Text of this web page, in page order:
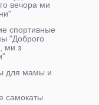
вечора ми
спортивные
"Доброго
ми з
для мамы и
самокаты